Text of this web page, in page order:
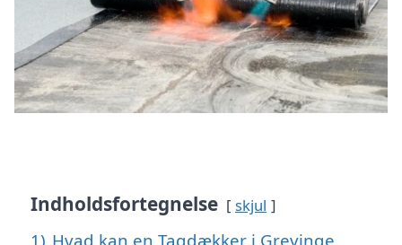
Indholdsfortegnelse skjul
1) Hvad kan en Tagdækker i Grevinge